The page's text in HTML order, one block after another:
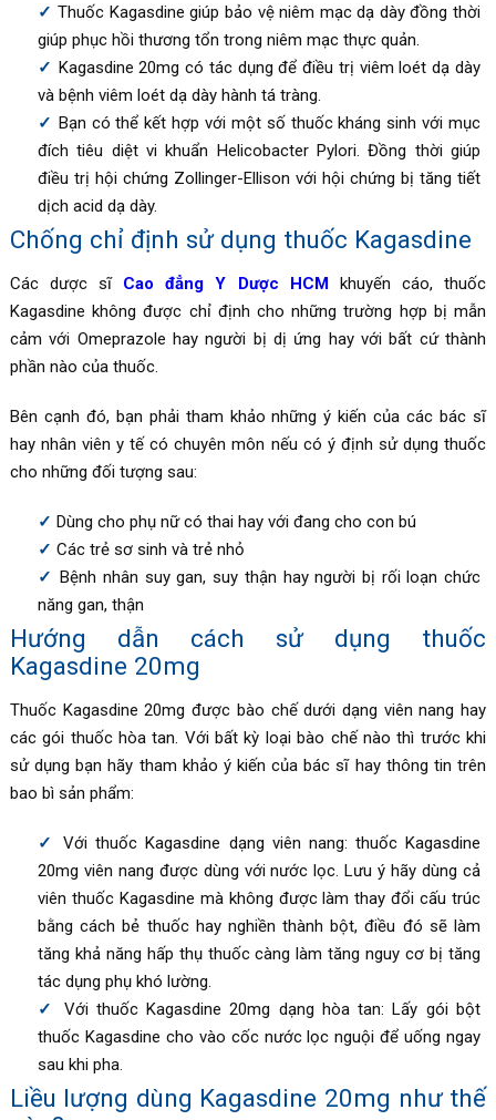
Thuốc Kagasdine giúp bảo vệniêm mạc dạ dày đồng thời
giúp phục hồi thương tổn trong niêm mạc thực quản.
Kagasdine 20mg có tác dụng để điều trị viêm loét dạ dày
và bệnh viêm loét dạ dày hành tá tràng.
Bạn có thể kết hợp với một số thuốc kháng sinh với mục
đích tiêu diệt vi khuẩn Helicobacter Pylori. Đồng thời giúp
điều trị hội chứng Zollinger-Ellison với hội chứng bị tăng tiết
dịch acid dạ dày.
Chống chỉ định sử dụng thuốc Kagasdine
Các dược sĩ Cao đẳng Y Dược HCMkhuyến cáo, thuốc
Kagasdine không được chỉ định cho những trường hợp bịmẫn
cảm với Omeprazole hay người bị dị ứng hay với bất cứ thành
phần nào của thuốc.
Bên cạnh đó, bạn phải tham khảo những ý kiến của các bác sĩ
hay nhân viên y tế có chuyên môn nếu có ý định sử dụng thuốc
cho những đối tượng sau:
Dùng cho phụ nữ có thai hay với đang cho con bú
Các trẻ sơ sinh và trẻ nhỏ
Bệnh nhân suy gan, suy thận hay người bị rối loạn chức
năng gan, thận
Hướng dẫn cách sử dụng thuốc
Kagasdine 20mg
Thuốc Kagasdine 20mg được bào chế dưới dạng viên nang hay
các gói thuốc hòa tan. Với bất kỳ loại bào chế nào thì trước khi
sử dụng bạn hãy tham khảo ý kiến của bác sĩ hay thông tin trên
bao bì sản phẩm:
Với thuốcKagasdine dạng viên nang: thuốc Kagasdine
20mg viên nang được dùng với nước lọc. Lưu ý hãy dùng cả
viên thuốc Kagasdine mà không được làm thay đổi cấu trúc
bằng cách bẻ thuốc hay nghiền thành bột, điều đó sẽ làm
tăng khả năng hấp thụ thuốc càng làm tăng nguy cơ bị tăng
tác dụng phụ khó lường.
Với thuốc Kagasdine 20mg dạng hòa tan: Lấy gói bột
thuốc Kagasdine cho vào cốc nước lọc nguội để uống ngay
sau khi pha.
Liều lượng dùng Kagasdine 20mg như thế